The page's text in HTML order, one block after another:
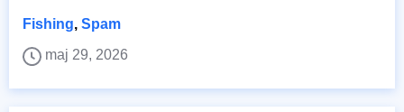
Fishing, Spam
maj 29, 2026